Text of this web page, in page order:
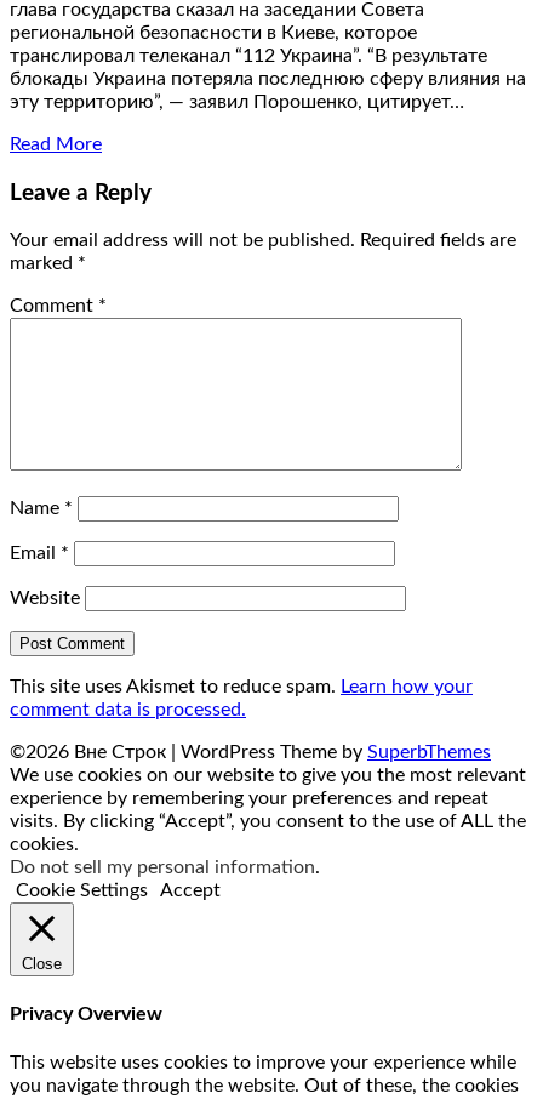
глава государства сказал на заседании Совета
региональной безопасности в Киеве, которое
транслировал телеканал “112 Украина”. “В результате
блокады Украина потеряла последнюю сферу влияния на
эту территорию”, — заявил Порошенко, цитирует…
Read More
Leave a Reply
Your email address will not be published. Required fields are
marked *
Comment *
Name *
Email *
Website
This site uses Akismet to reduce spam. Learn how your
comment data is processed.
©2026 Вне Строк | WordPress Theme by SuperbThemes
We use cookies on our website to give you the most relevant
experience by remembering your preferences and repeat
visits. By clicking “Accept”, you consent to the use of ALL the
cookies.
Do not sell my personal information.
Cookie Settings
Accept
Close
Privacy Overview
This website uses cookies to improve your experience while
you navigate through the website. Out of these, the cookies